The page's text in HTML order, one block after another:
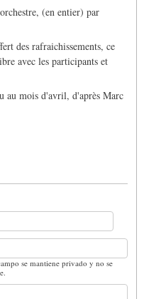
(en entier) par
des rafraichissements, ce
avec les participants et
au mois d'avril, d'après Marc
se mantiene privado y no se